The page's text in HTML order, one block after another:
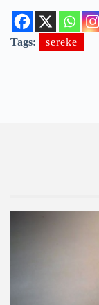
Tags: sereke